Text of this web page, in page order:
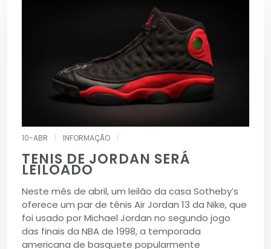
10-ABR INFORMAÇÃO
TENIS DE JORDAN SERÁ
LEILOADO
Neste mês de abril, um leilão da casa Sotheby’s
oferece um par de tênis Air Jordan 13 da Nike, que
foi usado por Michael Jordan no segundo jogo
das finais da NBA de 1998, a temporada
americana de basquete popularmente